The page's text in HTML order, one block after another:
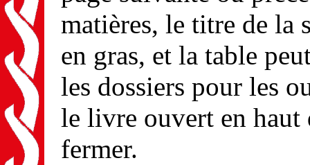
matières, le titre de la
en gras, et la table
les dossiers pour les
le livre ouvert en haut
fermer.